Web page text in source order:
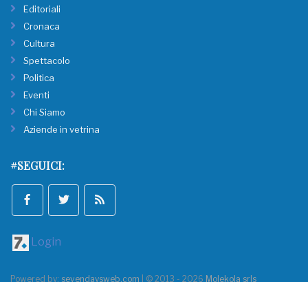
Editoriali
Cronaca
Cultura
Spettacolo
Politica
Eventi
Chi Siamo
Aziende in vetrina
#SEGUICI:
Login
Powered by: sevendaysweb.com | © 2013 - 2026 Molekola srls